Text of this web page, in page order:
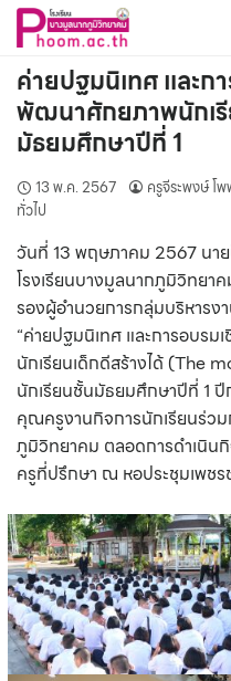
Skip
content
ค่ายปฐมนิเทศ และก
พัฒนาศักยภาพนักเรี
มัธยมศึกษาปีที่ 1
13 พ.ค. 2567 ครูจีระพงษ์ โ
ทั่วไป
วันที่ 13 พฤษภาคม 2567 น
โรงเรียนบางมูลนากภูมิวิทยา
รองผู้อำนวยการกลุ่มบริหารง
“ค่ายปฐมนิเทศ และการอบร
นักเรียนเด็กดีสร้างได้ (The
นักเรียนชั้นมัธยมศึกษาปีที่ 1
คุณครูงานกิจการนักเรียนร่วม
ภูมิวิทยาคม ตลอดการดำเนิน
ครูที่ปรึกษา ณ หอประชุมเพช